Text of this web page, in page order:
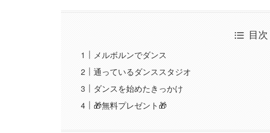
目次
メルボルンでダンス
通っているダンススタジオ
ダンスを始めたきっかけ
🎁無料プレゼント🎁